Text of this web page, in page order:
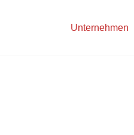
Unternehmen